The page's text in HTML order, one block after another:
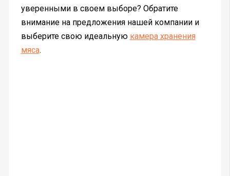
уверенными в своем выборе? Обратите
внимание на предложения нашей компании и
выберите свою идеальную камера хранения
мяса.